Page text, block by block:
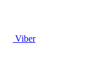
Viber